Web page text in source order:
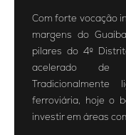
Com forte vocação
margens do
pilares do 4º
acelerado de
ferroviária, hoje o
investir em áreas